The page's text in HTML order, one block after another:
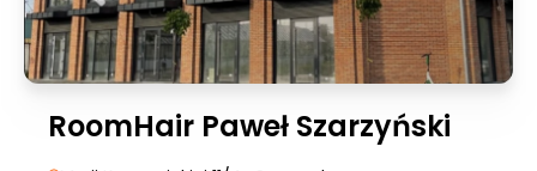
RoomHair Paweł Szarzyński